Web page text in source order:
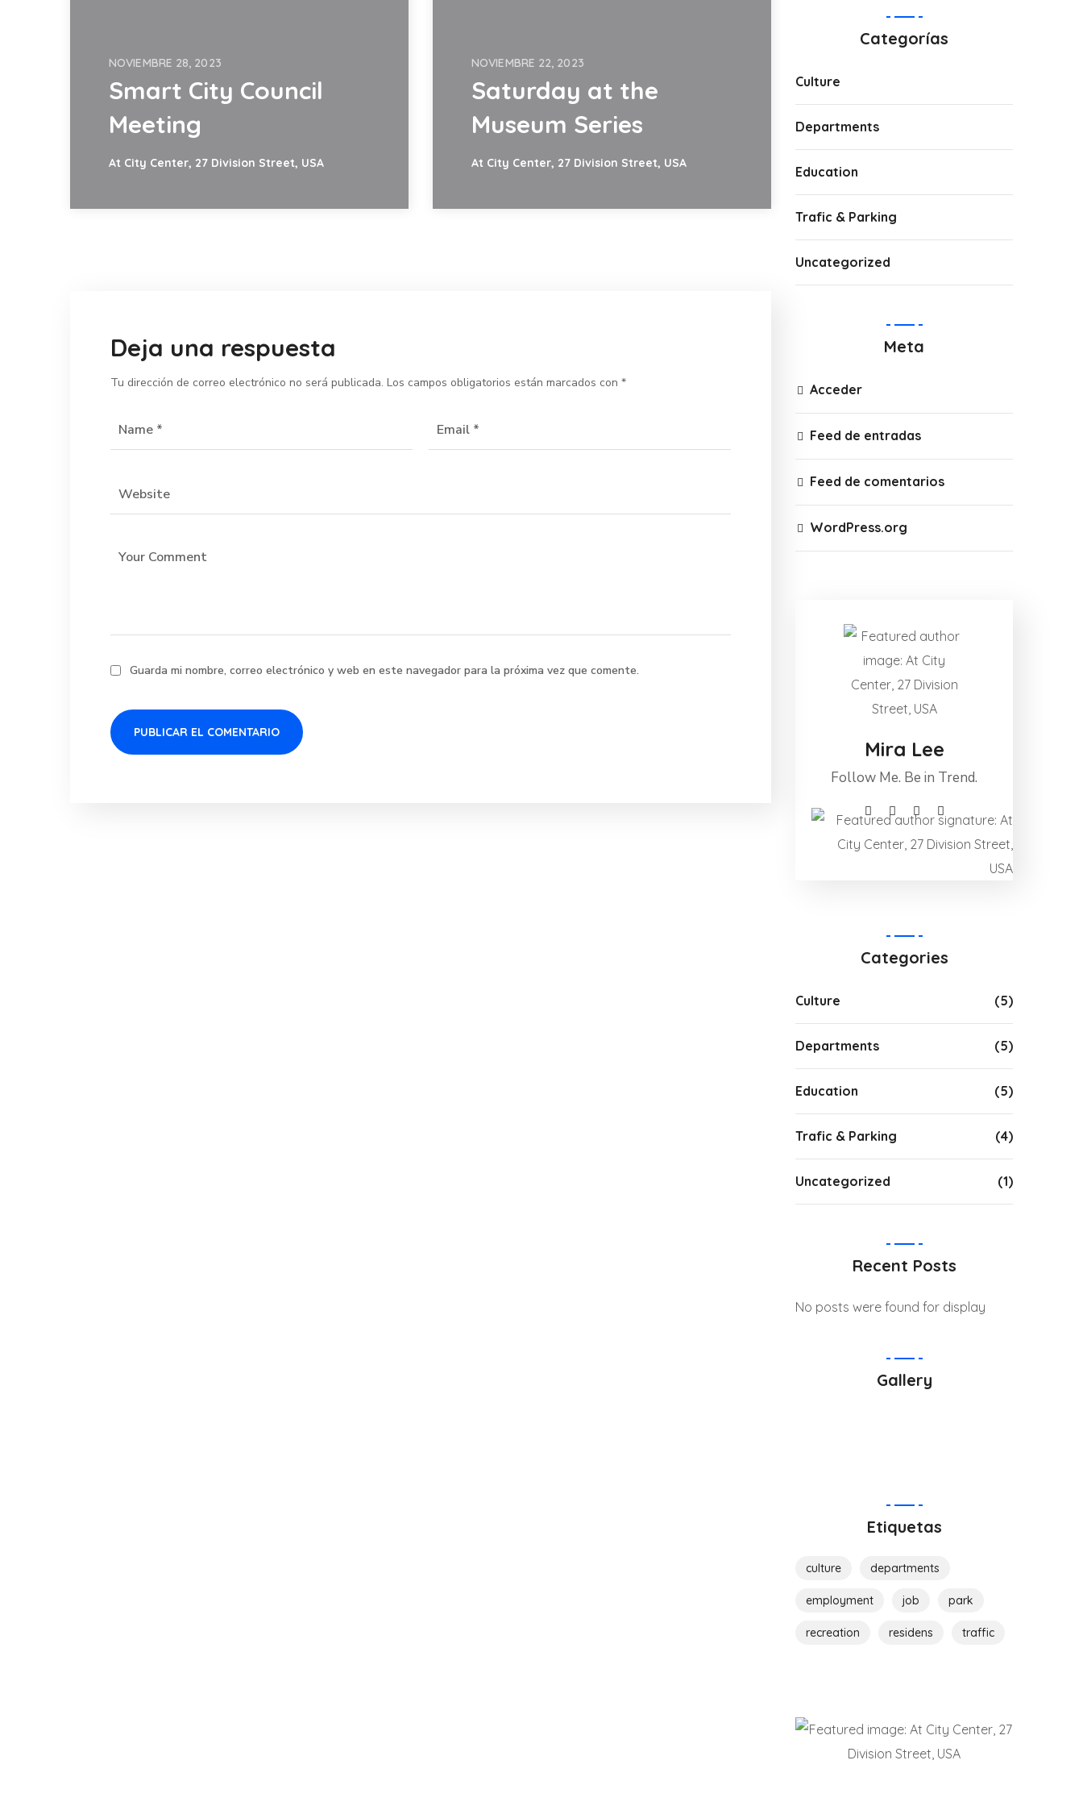
NOVIEMBRE 28, 2023
Smart City Council
Meeting
At City Center, 27 Division Street, USA
NOVIEMBRE 22, 2023
Saturday at the
Museum Series
At City Center, 27 Division Street, USA
Deja una respuesta
Tu dirección de correo electrónico no será publicada. Los campos obligatorios están marcados con *
Guarda mi nombre, correo electrónico y web en este navegador para la próxima vez que comente.
Categorías
Culture
Departments
Education
Trafic & Parking
Uncategorized
Meta
Acceder
Feed de entradas
Feed de comentarios
WordPress.org
Mira Lee
Follow Me. Be in Trend.
Categories
Culture (5)
Departments (5)
Education (5)
Trafic & Parking (4)
Uncategorized (1)
Recent Posts
No posts were found for display
Gallery
Etiquetas
culture departments
employment job park
recreation residens traffic